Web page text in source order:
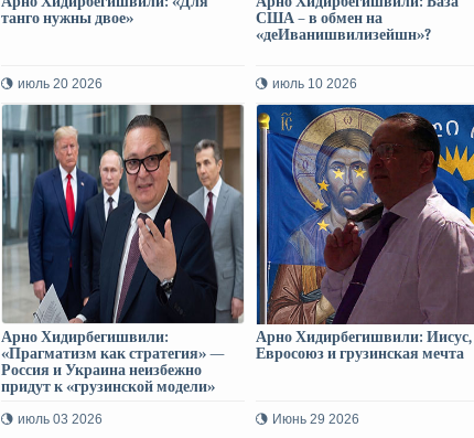
танго нужны двое»
июль 20 2026
США – в обмен на
«деИванишвилизейшн»?
июль 10 2026
Арно Хидирбегишвили:
«Прагматизм как стратегия» —
Россия и Украина неизбежно
придут к «грузинской модели»
июль 03 2026
Арно Хидирбегишвили: Иисус,
Евросоюз и грузинская мечта
Июнь 29 2026